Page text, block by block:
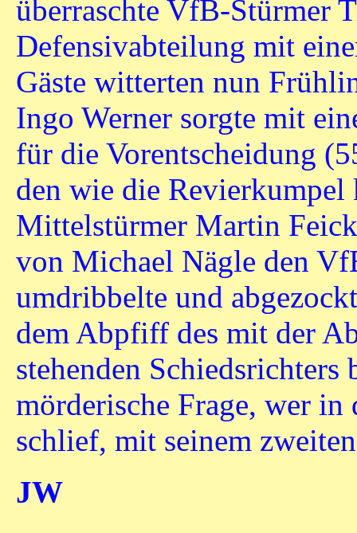
überraschte VfB-Stürmer
Defensivabteilung mit
Gäste witterten nun
Ingo Werner sorgte mit
für die Vorentscheidung
den wie die Revierkumpel
Mittelstürmer Martin
von Michael Nägle den
umdribbelte und
dem Abpfiff des mit der
stehenden
mörderische Frage, wer
schlief, mit seinem
JW